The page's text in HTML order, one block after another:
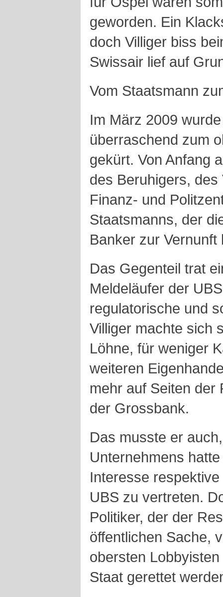
geworden. Ein
doch Villiger biss
Swissair lief auf
Vom Staatsmann
Im März 2009
überraschend zum
gekürt. Von Anfang
des Beruhigers,
Finanz- und
Staatsmanns, der
Banker zur Vernunft
Das Gegenteil trat
Meldeläufer der
regulatorische und
Villiger machte sich
Löhne, für weniger
weiteren
mehr auf Seiten der
der Grossbank.
Das musste er
Unternehmens
Interesse
UBS zu vertreten.
Politiker, der der
öffentlichen Sache,
obersten
Staat gerettet